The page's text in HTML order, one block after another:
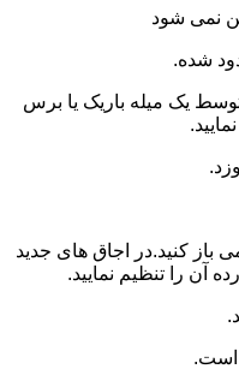
شده.
یک میله باریک یا برس
کنید.در اجاق های جدید
آن را تنظیم نمایید.
است.